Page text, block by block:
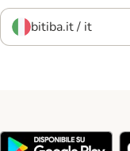
bitiba.it / it